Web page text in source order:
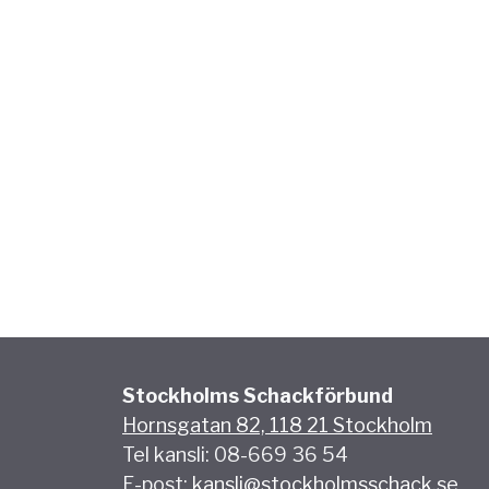
Stockholms Schackförbund
Hornsgatan 82, 118 21 Stockholm
Tel kansli: 08-669 36 54